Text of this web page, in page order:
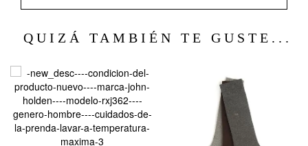
QUIZÁ TAMBIÉN TE GUSTE...